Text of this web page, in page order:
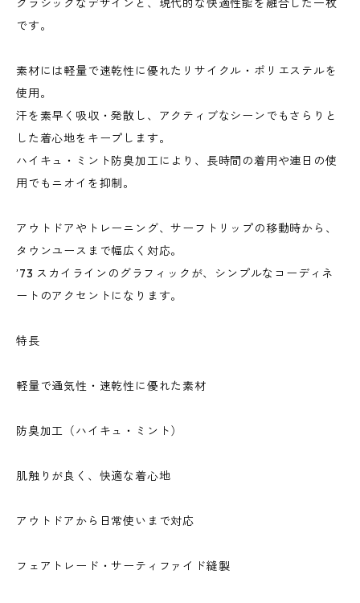
クラシックなデザインと、現代的な快適性能を融合した一枚
です。
素材には軽量で速乾性に優れたリサイクル・ポリエステルを
使用。
汗を素早く吸収・発散し、アクティブなシーンでもさらりと
した着心地をキープします。
ハイキュ・ミント防臭加工により、長時間の着用や連日の使
用でもニオイを抑制。
アウトドアやトレーニング、サーフトリップの移動時から、
タウンユースまで幅広く対応。
’73 スカイラインのグラフィックが、シンプルなコーディネ
ートのアクセントになります。
特長
軽量で通気性・速乾性に優れた素材
防臭加工（ハイキュ・ミント）
肌触りが良く、快適な着心地
アウトドアから日常使いまで対応
フェアトレード・サーティファイド縫製